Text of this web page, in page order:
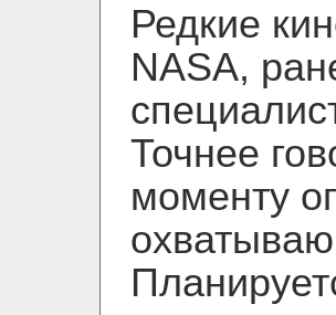
Редкие
NASA,
Точнее
моменту